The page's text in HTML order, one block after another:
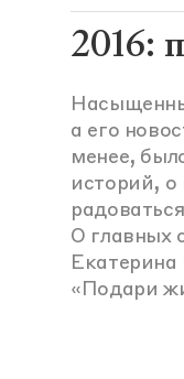
2016:
а его
менее,
историй, о
О главных
«Подари